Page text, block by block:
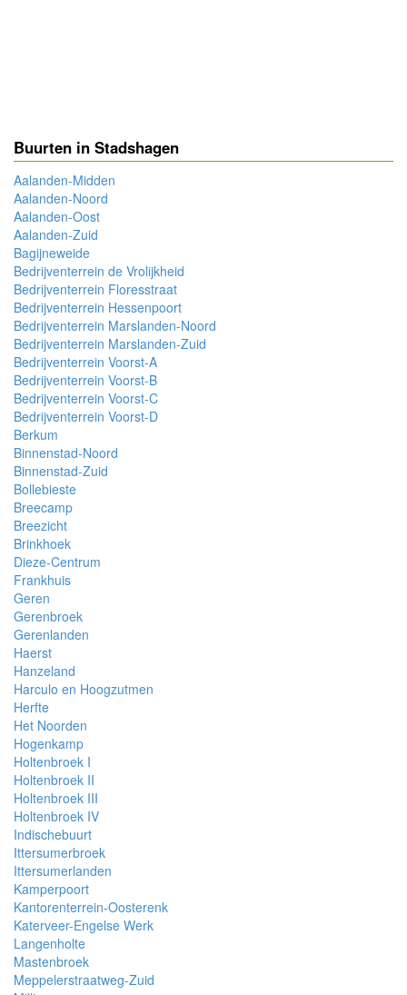
Buurten in Stadshagen
Aalanden-Midden
Aalanden-Noord
Aalanden-Oost
Aalanden-Zuid
Bagijneweide
Bedrijventerrein de Vrolijkheid
Bedrijventerrein Floresstraat
Bedrijventerrein Hessenpoort
Bedrijventerrein Marslanden-Noord
Bedrijventerrein Marslanden-Zuid
Bedrijventerrein Voorst-A
Bedrijventerrein Voorst-B
Bedrijventerrein Voorst-C
Bedrijventerrein Voorst-D
Berkum
Binnenstad-Noord
Binnenstad-Zuid
Bollebieste
Breecamp
Breezicht
Brinkhoek
Dieze-Centrum
Frankhuis
Geren
Gerenbroek
Gerenlanden
Haerst
Hanzeland
Harculo en Hoogzutmen
Herfte
Het Noorden
Hogenkamp
Holtenbroek I
Holtenbroek II
Holtenbroek III
Holtenbroek IV
Indischebuurt
Ittersumerbroek
Ittersumerlanden
Kamperpoort
Kantorenterrein-Oosterenk
Katerveer-Engelse Werk
Langenholte
Mastenbroek
Meppelerstraatweg-Zuid